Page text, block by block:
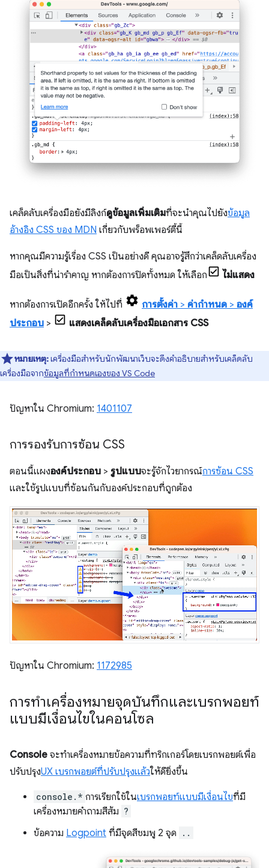
เคล็ดลับเครื่องมือยังมีลิงก์ดูข้อมูลเพิ่มเติมที่จะนำคุณไปยังข้อมูล
อ้างอิง CSS ของ MDN เกี่ยวกับพร็อพเพอร์ตี้นี้
หากคุณมีความรู้เรื่อง CSS เป็นอย่างดี คุณอาจรู้สึกว่าเคล็ดลับเครื่อง
มือเป็นสิ่งที่น่ารำคาญ หากต้องการปิดทั้งหมด ให้เลือก
ไม่แสดง
หากต้องการเปิดอีกครั้ง ให้ไปที่ การตั้งค่า > ค่ากำหนด > องค์
ประกอบ > แสดงเคล็ดลับเครื่องมือเอกสาร CSS
หมายเหตุ:เครื่องมือสำหรับนักพัฒนาเว็บจะดึงคำอธิบายสำหรับเคล็ดลับ
เครื่องมือจากข้อมูลที่กำหนดเองของ VS Code
ปัญหาใน Chromium: 1401107
การรองรับการซ้อน CSS
ตอนนี้แผงองค์ประกอบ > รูปแบบจะรู้จักไวยากรณ์การซ้อน CSS
และใช้รูปแบบที่ซ้อนกันกับองค์ประกอบที่ถูกต้อง
ปัญหาใน Chromium: 1172985
การทำเครื่องหมายจุดบันทึกและเบรกพอยท์
แบบมีเงื่อนไขในคอนโซล
Console จะทำเครื่องหมายข้อความที่ทริกเกอร์โดยเบรกพอยต์เพื่อ
ปรับปรุงUX เบรกพอยต์ที่ปรับปรุงแล้วให้ดียิ่งขึ้น
console.* การเรียกใช้ในเบรกพอยท์แบบมีเงื่อนไขที่มี
เครื่องหมายคำถามสีส้ม ?
ข้อความ Logpoint ที่มีจุดสีชมพู 2 จุด ..